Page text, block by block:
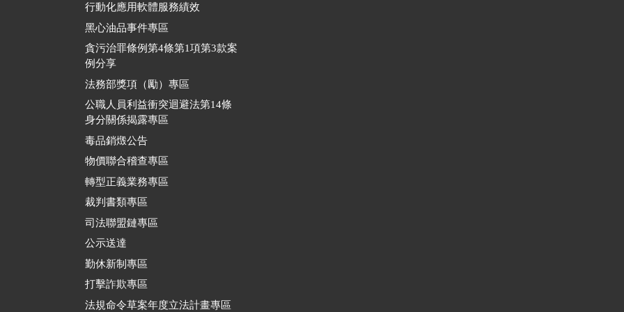
行動化應用軟體服務績效
黑心油品事件專區
貪污治罪條例第4條第1項第3款案
例分享
法務部獎項（勵）專區
公職人員利益衝突迴避法第14條
身分關係揭露專區
毒品銷燬公告
物價聯合稽查專區
轉型正義業務專區
裁判書類專區
司法聯盟鏈專區
公示送達
勤休新制專區
打擊詐欺專區
法規命令草案年度立法計畫專區